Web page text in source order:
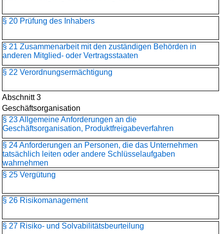
§ 20 Prüfung des Inhabers
§ 21 Zusammenarbeit mit den zuständigen Behörden in
anderen Mitglied- oder Vertragsstaaten
§ 22 Verordnungsermächtigung
Abschnitt 3
Geschäftsorganisation
§ 23 Allgemeine Anforderungen an die
Geschäftsorganisation, Produktfreigabeverfahren
§ 24 Anforderungen an Personen, die das Unternehmen
tatsächlich leiten oder andere Schlüsselaufgaben
wahrnehmen
§ 25 Vergütung
§ 26 Risikomanagement
§ 27 Risiko- und Solvabilitätsbeurteilung